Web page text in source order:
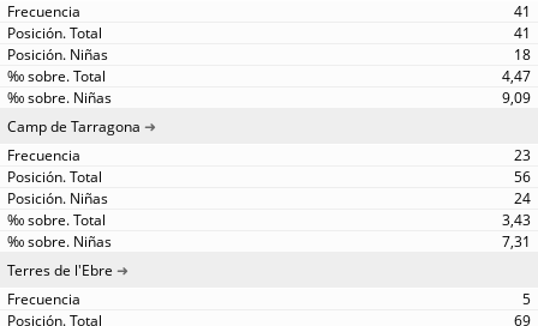
41
41
18
4,47
9,09
Camp de Tarragona
23
56
24
3,43
7,31
Terres de l'Ebre
5
69